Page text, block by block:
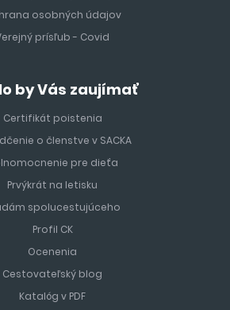
osobných údajov
prísľub - Covid
by Vás zaujímať
Certifikát poistenia
o členstve v SACKA
pre dieťa
Prvýkrát na letisku
spolucestujúceho
Profil CK
Ocenenia
Cestovateľský blog
Katalóg v PDF